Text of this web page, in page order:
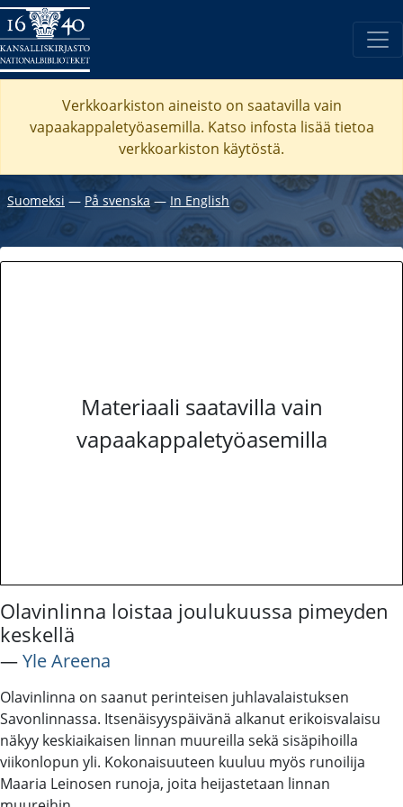
Verkkoarkiston aineisto on saatavilla vain
vapaakappaletyöasemilla. Katso infosta lisää tietoa
verkkoarkiston käytöstä.
Suomeksi ― På svenska― In English
Materiaali saatavilla vain
vapaakappaletyöasemilla
Olavinlinna loistaa joulukuussa pimeyden
keskellä
―Yle Areena
Olavinlinna on saanut perinteisen juhlavalaistuksen
Savonlinnassa. Itsenäisyyspäivänä alkanut erikoisvalaisu
näkyy keskiaikaisen linnan muureilla sekä sisäpihoilla
viikonlopun yli. Kokonaisuuteen kuuluu myös runoilija
Maaria Leinosen runoja, joita heijastetaan linnan